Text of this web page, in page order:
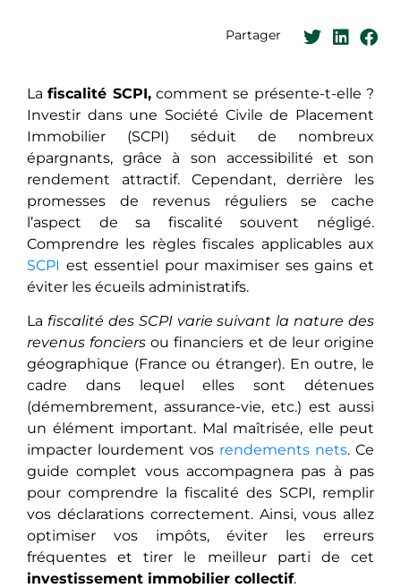
Partager
Lafiscalité SCPI,comment se présente-t-elle ?
Investir dans une Société Civile de Placement
Immobilier (SCPI) séduit de nombreux
épargnants, grâce à son accessibilité et son
rendement attractif. Cependant, derrière les
promesses de revenus réguliers se cache
l’aspect de sa fiscalité souvent négligé.
Comprendre les règles fiscales applicables aux
SCPI est essentiel pour maximiser ses gains et
éviter les écueils administratifs.
La fiscalité des SCPI varie suivant la nature des
revenus fonciers ou financiers et de leur origine
géographique (France ou étranger). En outre, le
cadre dans lequel elles sont détenues
(démembrement, assurance-vie, etc.) est aussi
un élément important. Mal maîtrisée, elle peut
impacter lourdement vos rendements nets. Ce
guide complet vous accompagnera pas à pas
pour comprendre la fiscalité des SCPI, remplir
vos déclarations correctement. Ainsi, vous allez
optimiser vos impôts, éviter les erreurs
fréquentes et tirer le meilleur parti de cet
investissement immobilier collectif.